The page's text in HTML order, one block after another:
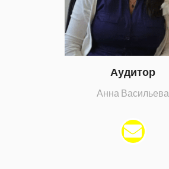
Аудитор
Анна Васильева